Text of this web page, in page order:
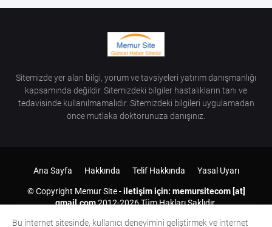
Sitemizde yer alan bilgi, yorum ve tavsiyeleri yatırım danışmanlığı
kapsamında değildir. Sitemizdeki bilgiler hastalıkların tanı ve
tedavisinde kullanılmamalıdır. Sitemizdeki bilgileri uygulamadan
önce mutlaka doktorunuza danışınız.
© Copyright Memur Site-iletişim için: memursitecom [at]
gmail.com2012-2026 Tüm Hakları Saklıdır.
Ana Sayfa Hakkında Telif Hakkında Yasal Uyarı
Bu internet sitesinde, kullanıcı deneyimini geliştirmek ve internet